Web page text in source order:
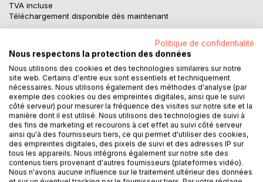
TVA incluse
Téléchargement disponible dès maintenant
AJOUTER AU PANIER
Ajouter à ma liste d'envies
Laisser un avis
Politique de confidentialité
Nous respectons la protection des données
Nous utilisons des cookies et des technologies similaires sur notre
site web. Certains d'entre eux sont essentiels et techniquement
nécessaires. Nous utilisons également des méthodes d'analyse (par
exemple des cookies ou des empreintes digitales, ainsi que le suivi
côté serveur) pour mesurer la fréquence des visites sur notre site et la
manière dont il est utilisé. Nous utilisons des technologies de suivi à
des fins de marketing et recourons à cet effet au suivi côté serveur
ainsi qu'à des fournisseurs tiers, ce qui permet d'utiliser des cookies,
des empreintes digitales, des pixels de suivi et des adresses IP sur
tous les appareils. Nous intégrons également sur notre site des
contenus tiers provenant d'autres fournisseurs (plateformes vidéo).
Nous n'avons aucune influence sur le traitement ultérieur des données